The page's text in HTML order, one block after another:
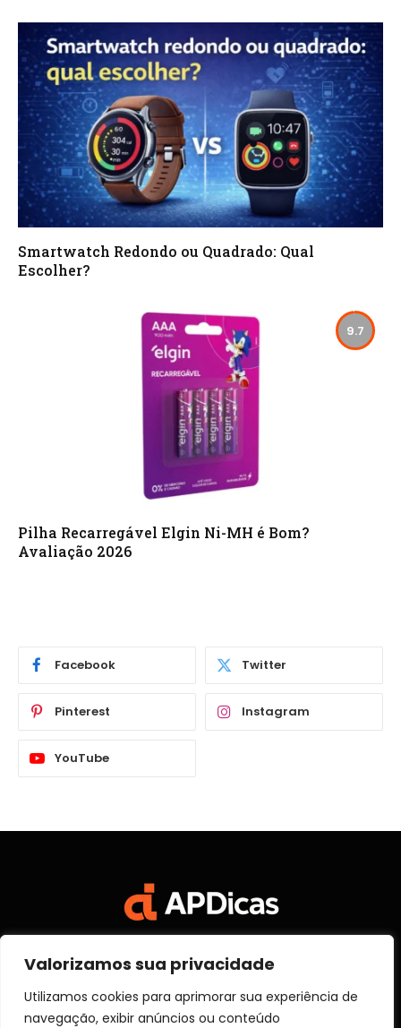
Valorizamos sua privacidade
Utilizamos cookies para aprimorar sua experiência de
navegação, exibir anúncios ou conteúdo
Smartwatch Redondo ou Quadrado: Qual
Escolher?
9.7
Pilha Recarregável Elgin Ni-MH é Bom?
Avaliação 2026
Facebook Twitter
Pinterest Instagram
YouTube
(Twitter)